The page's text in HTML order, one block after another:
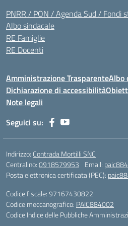
PNRR / PON / Agenda Sud / Fondi
Albo sindacale
RE Famiglie
RE Docenti
Amministrazione TrasparenteAlbo
Dichiarazione di accessibilità
Note legali
Seguici su:
Indirizzo: Contrada Mortilli SNC
Centralino:0918579953 Email:
Posta elettronica certificata (PEC):
Codice fiscale: 97167430822
Codice meccanografico: PAIC884002
Codice Indice delle Pubbliche